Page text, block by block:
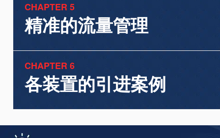
CHAPTER 5
精准的流量管理
CHAPTER 6
各装置的引进案例